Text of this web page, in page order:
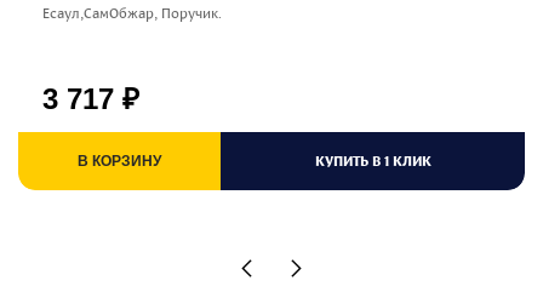
Есаул,СамОбжар, Поручик.
3 717 ₽
В КОРЗИНУ КУПИТЬ В 1 КЛИК